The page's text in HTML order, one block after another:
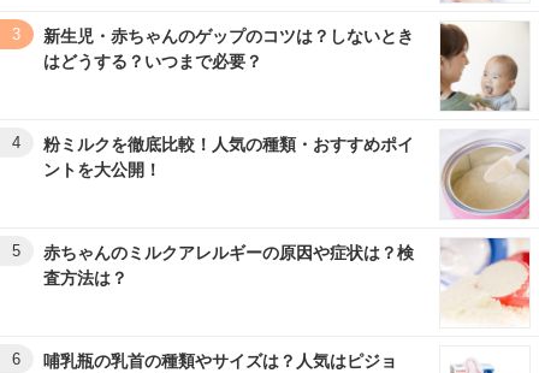
3
新生児・赤ちゃんのゲップのコツは？しないとき
はどうする？いつまで必要？
4
粉ミルクを徹底比較！人気の種類・おすすめポイ
ントを大公開！
5
赤ちゃんのミルクアレルギーの原因や症状は？検
査方法は？
6
哺乳瓶の乳首の種類やサイズは？人気はピジョ